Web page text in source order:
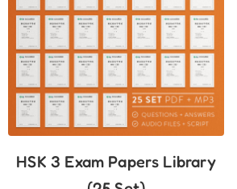
HSK 3 Exam Papers Library